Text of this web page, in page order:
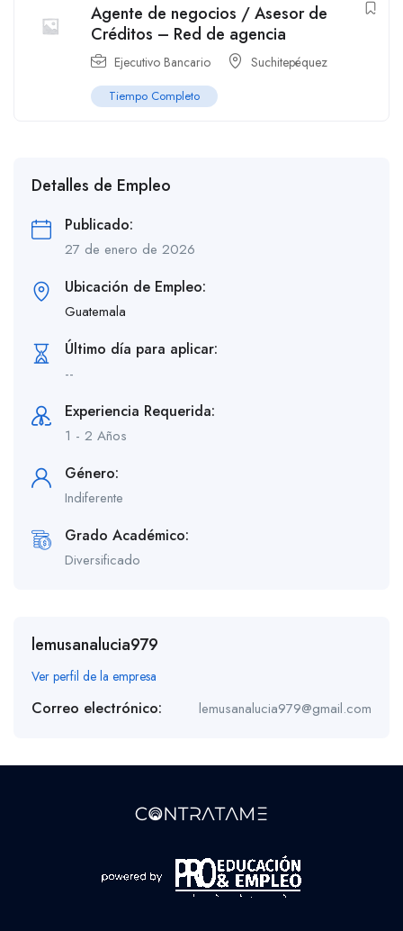
Agente de negocios / Asesor de
Créditos – Red de agencia
Ejecutivo Bancario Suchitepéquez
Tiempo Completo
Detalles de Empleo
Publicado:
27 de enero de 2026
Ubicación de Empleo:
Guatemala
Último día para aplicar:
--
Experiencia Requerida:
1 - 2 Años
Género:
Indiferente
Grado Académico:
Diversificado
lemusanalucia979
Ver perfil de la empresa
Correo electrónico: lemusanalucia979@gmail.com